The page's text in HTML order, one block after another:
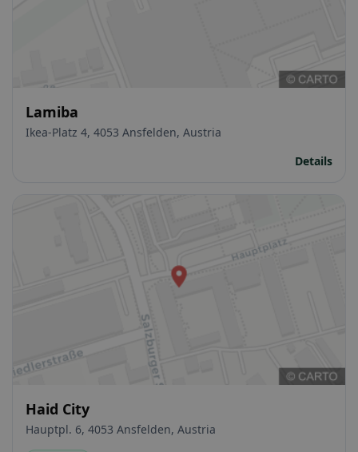
Lamiba
Ikea-Platz 4, 4053 Ansfelden, Austria
Details
Haid City
Hauptpl. 6, 4053 Ansfelden, Austria